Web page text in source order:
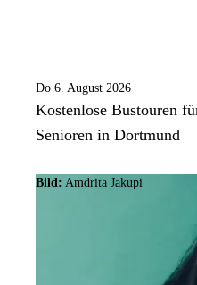
Do 6. August 2026
Kostenlose Bustouren
Senioren in Dortmund
Bild: Amdrita Jakupi